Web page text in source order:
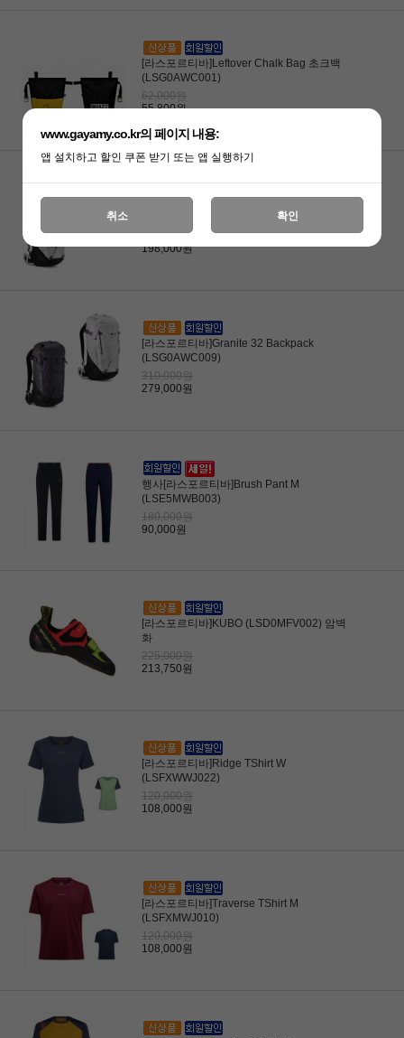
[라스포르티바]Leftover Chalk Bag 초크백
(LSG0AWC001)
62,000원
55,800원
[라스포르티바]Granite 22 Backpack
220,000원
198,000원
[라스포르티바]Granite 32 Backpack
(LSG0AWC009)
310,000원
279,000원
행사[라스포르티바]Brush Pant M
(LSE5MWB003)
180,000원
90,000원
[라스포르티바]KUBO (LSD0MFV002) 암벽
화
225,000원
213,750원
[라스포르티바]Ridge TShirt W
(LSFXWWJ022)
120,000원
108,000원
[라스포르티바]Traverse TShirt M
(LSFXMWJ010)
120,000원
108,000원
www.gayamy.co.kr의 페이지 내용:
앱 설치하고 할인 쿠폰 받기 또는 앱 실행하기
취소 확인